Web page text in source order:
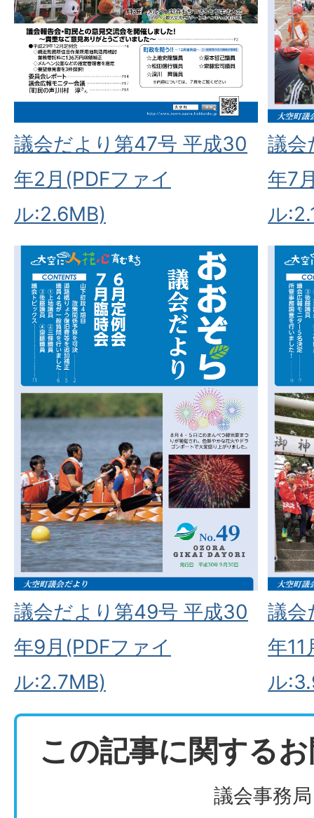
議会だより第47号 平成30
年2月(PDFファイ
ル:2.6MB)
議会
年7
ル
議会だより第49号 平成30
年9月(PDFファイ
ル:2.7MB)
議会
年11
ル
この記事に関する
議会事務局